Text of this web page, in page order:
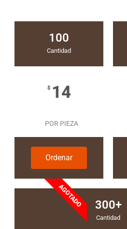
100
Cantidad
$ 14
POR PIEZA
Ordenar
AGOTADO 300+
Cantidad